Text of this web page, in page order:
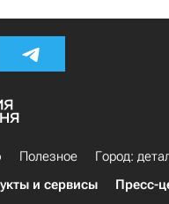
Полезное
Город:
и сервисы Пресс-